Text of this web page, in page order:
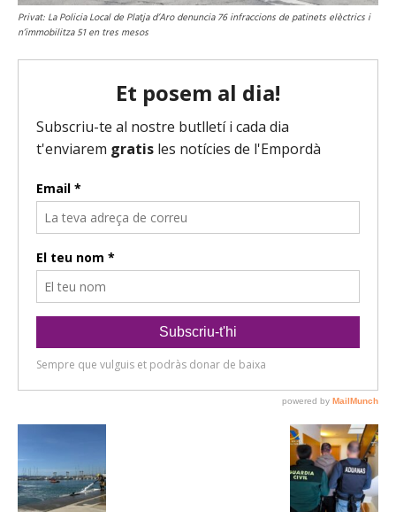
Privat: La Policia Local de Platja d’Aro denuncia 76 infraccions de patinets elèctrics i
n’immobilitza 51 en tres mesos